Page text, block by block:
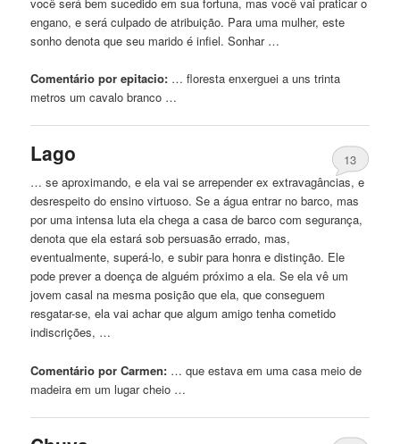
engano, e será culpado de atribuição. Para uma mulher, este
sonho denota que seu marido é infiel. Sonhar …
Comentário por epitacio: … floresta enxergueia uns trinta
metros um cavalo branco …
Lago
13
… se aproximando, e ela vai se arrepender ex extravagâncias, e
desrespeito do ensino virtuoso. Sea água entrar no barco, mas
por uma intensa luta ela chegaa casa de barco com segurança,
denota que ela estará sob persuasão errado, mas,
eventualmente, superá-lo, e subir para honra e distinção. Ele
pode prevera doença de alguém próximoa ela. Se ela vê um
jovem casal na mesma posição que ela, que conseguem
resgatar-se, ela vai achar que algum amigo tenha cometido
indiscrições, …
Comentário por Carmen: … que estava em umacasa meio de
madeira em um lugar cheio …